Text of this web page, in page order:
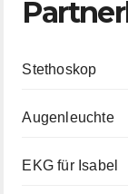
Stethoskop
Augenleuchte
EKG für Isabel